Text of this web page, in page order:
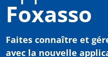
Foxasso
Faites connaître et
avec la nouvelle